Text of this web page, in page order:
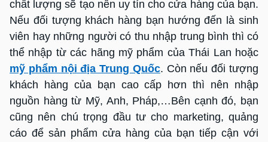
chất lượng sẽ tạo nên uy tín cho cửa hàng của bạn.
Nếu đối tượng khách hàng bạn hướng đến là sinh
viên hay những người có thu nhập trung bình thì có
thể nhập từ các hãng mỹ phẩm của Thái Lan hoặc
mỹ phẩm nội địa Trung Quốc. Còn nếu đối tượng
khách hàng của bạn cao cấp hơn thì nên nhập
nguồn hàng từ Mỹ, Anh, Pháp,…Bên cạnh đó, bạn
cũng nên chú trọng đầu tư cho marketing, quảng
cáo để sản phẩm cửa hàng của bạn tiếp cận với